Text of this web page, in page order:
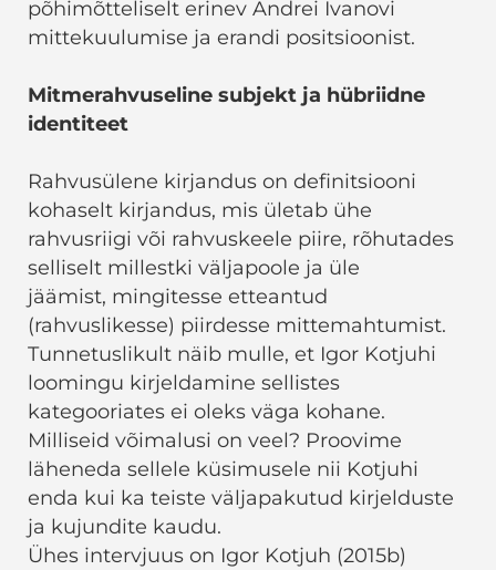
põhimõtteliselt erinev Andrei Ivanovi
mittekuulumise ja erandi positsioonist.
Mitmerahvuseline subjekt ja hübriidne
identiteet
Rahvusülene kirjandus on definitsiooni
kohaselt kirjandus, mis ületab ühe
rahvusriigi või rahvuskeele piire, rõhutades
selliselt millestki väljapoole ja üle
jäämist, mingitesse etteantud
(rahvuslikesse) piirdesse mittemahtumist.
Tunnetuslikult näib mulle, et Igor Kotjuhi
loomingu kirjeldamine sellistes
kategooriates ei oleks väga kohane.
Milliseid võimalusi on veel? Proovime
läheneda sellele küsimusele nii Kotjuhi
enda kui ka teiste väljapakutud kirjelduste
ja kujundite kaudu.
Ühes intervjuus on Igor Kotjuh (2015b)